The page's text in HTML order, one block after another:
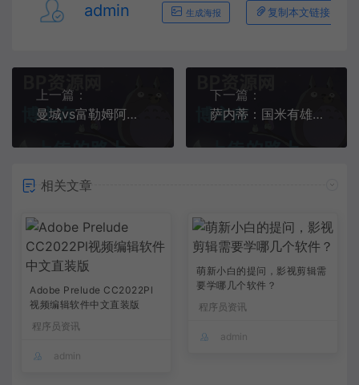
admin 生成海报 复制本文链接
上一篇：
曼城vs富勒姆阿克进球VAR麦克风公布，裁判确认该球为误判
下一篇：
萨内蒂：国米有雄心且喜欢低调谦逊行事 要支持VAR因它能改善足球
相关文章
Adobe Prelude CC2022Pl
视频编辑软件中文直装版
程序员资讯
admin
萌新小白的提问，影视剪辑需
要学哪几个软件？
程序员资讯
admin